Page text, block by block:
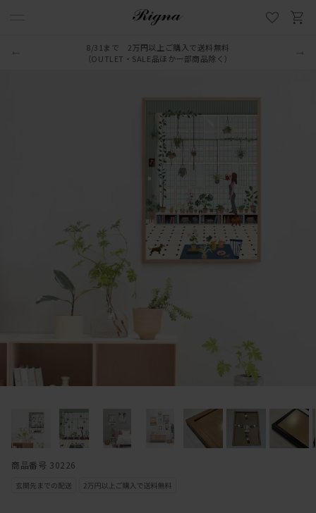
8/31まで 2万円以上ご購入で送料無料
（OUTLET・SALE品ほか一部商品除く）
商品番号 30226